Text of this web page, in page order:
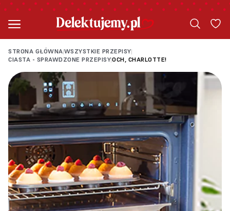
STRONA GŁÓWNA|WSZYSTKIE PRZEPISY|
CIASTA - SPRAWDZONE PRZEPISY|OCH, CHARLOTTE!